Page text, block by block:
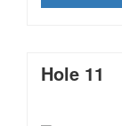
Hole 11